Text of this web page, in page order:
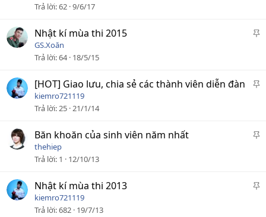
n
Trả lời 62 9/6/17
D
ê
o
Nhật kí mùa thi 2015
GS.Xoăn
Trả lời 64 18/5/15
D
ê
o
[HOT] Giao lưu, chia sẻ các thành viên diễn đàn
kiemro721119
Trả lời 25 21/1/14
D
ê
Băn khoăn của sinh viên năm nhất
thehiep
Trả lời 1 12/10/13
D
Nhật kí mùa thi 2013
kiemro721119
Trả lời 682 19/7/13